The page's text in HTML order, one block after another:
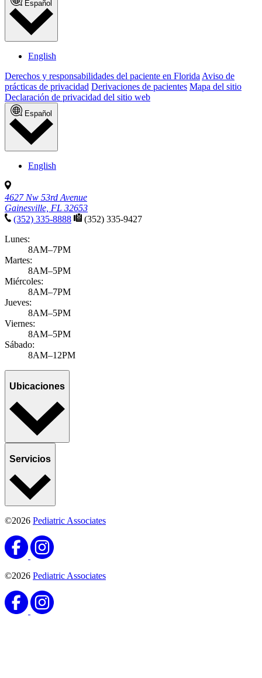
Español
English
Derechos y responsabilidades del paciente en Florida Aviso de
prácticas de privacidad Derivaciones de pacientes Mapa del sitio
Declaración de privacidad del sitio web
Español
English
4627 Nw 53rd Avenue
Gainesville, FL 32653
(352) 335-8888
(352) 335-9427
Lunes:
8AM–7PM
Martes:
8AM–5PM
Miércoles:
8AM–7PM
Jueves:
8AM–5PM
Viernes:
8AM–5PM
Sábado:
8AM–12PM
Ubicaciones
Servicios
©2026 Pediatric Associates
©2026 Pediatric Associates